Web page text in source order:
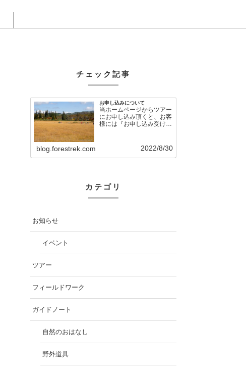
チェック記事
お申し込みについて
当ホームページからツアー
にお申し込み頂くと、お客
様には『お申し込み受け付
blog.forestrek.com 2022/8/30
カテゴリ
お知らせ
イベント
ツアー
フィールドワーク
ガイドノート
自然のおはなし
野外道具